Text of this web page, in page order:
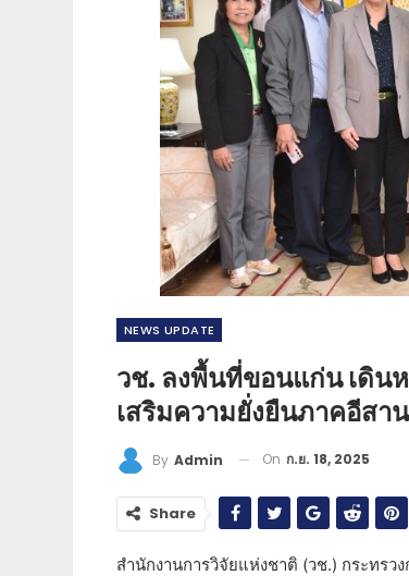
NEWS​ UPDATE
วช. ลงพื้นที่ขอนแก่น เดิน
เสริมความยั่งยืนภาคอีสาน
By Admin On ก.ย. 18, 2025
Share
สำนักงานการวิจัยแห่งชาติ (วช.) กระทร